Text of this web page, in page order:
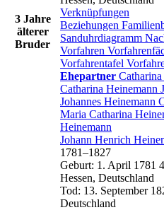
3 Jahre
älterer
Bruder
Verknüpfungen
Beziehungen
Sanduhrdiagramm
Vorfahren
Vorfahrentafel
Ehepartner
Catharina Heinemann
Johannes Heinemann
Maria Catharina
Heinemann
Johann Henrich
1781–1827
Geburt: 1. April 1781
Hessen, Deutschland
Tod: 13. September
Deutschland